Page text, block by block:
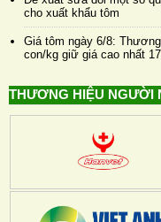
cho xuất khẩu tôm
Giá tôm ngày 6/8:
con/kg giữ giá cao nhất
THƯƠNG HIỆU NGƯỜI